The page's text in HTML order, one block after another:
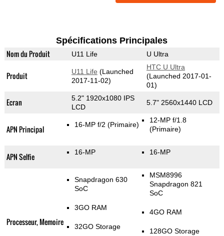
Spécifications Principales
Nom du Produit U11 Life U Ultra
Produit U11 Life (Launched
2017-11-02)
HTC U Ultra
(Launched 2017-01-
01)
Ecran
5.2" 1920x1080 IPS
LCD
5.7" 2560x1440 LCD
APN Principal 16-MP f/2 (Primaire)
12-MP f/1.8
(Primaire)
APN Selfie 16-MP 16-MP
Processeur, Memoire
Snapdragon 630
SoC
3GO RAM
32GO Storage
MSM8996
Snapdragon 821
SoC
4GO RAM
128GO Storage